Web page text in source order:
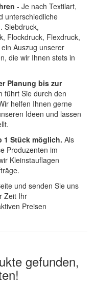
- Je nach Textilart,
unterschiedliche
Siebdruck,
Flockdruck, Flexdruck,
Auszug unserer
die wir Ihnen stets in
Planung bis zur
führt Sie durch den
helfen Ihnen gerne
Ideen und lassen
1 Stück möglich. Als
Produzenten im
Kleinstauflagen
und senden Sie uns
Zeit Ihr
Preisen
gefunden,